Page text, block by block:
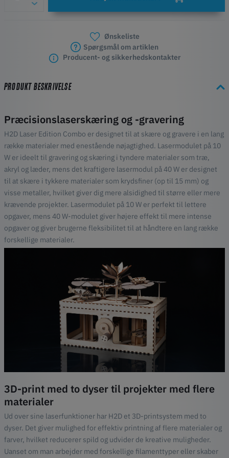
Ønskeliste
Spørgsmål om artiklen
Producent- og sikkerhedskontakter
PRODUKT BESKRIVELSE
Præcisionslaserskæring og -gravering
H2D Laser Edition Combo er designet til at skære og gravere i en lang
række materialer med enestående nøjagtighed. Lasermodulet på 10
W er ideelt til gravering og skæring i tyndere materialer som træ,
akryl og læder, mens det kraftigere lasermodul på 40 W er designet
til at skære i tykkere materialer som krydsfiner (op til 15 mm) og
visse metaller, hvilket giver dig mere alsidighed til større eller mere
krævende projekter. Lasermodulet på 10 W er perfekt til lettere
opgaver, mens 40 W-modulet giver højere effekt til mere intense
opgaver og giver brugerne fleksibilitet til at håndtere en lang række
forskellige materialer.
3D-print med to dyser til projekter med flere
materialer
Ud over sine laserfunktioner har H2D et 3D-printsystem med to
dyser. Det giver mulighed for effektiv printning af flere materialer og
farver, hvilket reducerer spild og udvider de kreative muligheder.
Uanset om man arbejder med forskellige filamenttyper eller skaber